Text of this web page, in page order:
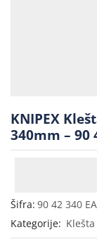
KNIPEX
340mm – 90
Šifra: 90 42 340
Kategorije: